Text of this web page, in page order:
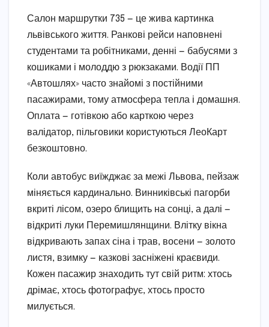
Салон маршрутки 735 — це жива картинка
львівського життя. Ранкові рейси наповнені
студентами та робітниками, денні — бабусями з
кошиками і молоддю з рюкзаками. Водії ПП
«Автошлях» часто знайомі з постійними
пасажирами, тому атмосфера тепла і домашня.
Оплата — готівкою або карткою через
валідатор, пільговики користуються ЛеоКарт
безкоштовно.
Коли автобус виїжджає за межі Львова, пейзаж
міняється кардинально. Винниківські пагорби
вкриті лісом, озеро блищить на сонці, а далі —
відкриті луки Перемишлянщини. Влітку вікна
відкривають запах сіна і трав, восени — золото
листя, взимку — казкові засніжені краєвиди.
Кожен пасажир знаходить тут свій ритм: хтось
дрімає, хтось фотографує, хтось просто
милується.